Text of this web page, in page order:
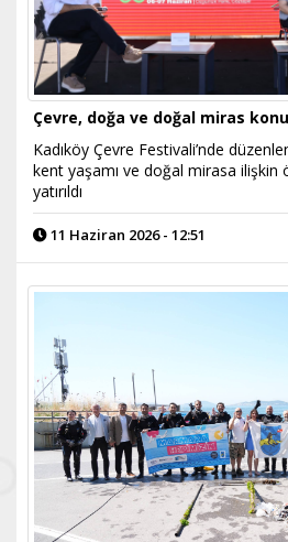
Çevre, doğa ve doğal miras
Kadıköy Çevre Festivali’nde
kent yaşamı ve doğal mirasa ilişkin
yatırıldı
11 Haziran 2026 - 12:51